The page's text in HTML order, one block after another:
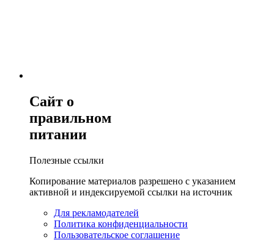
Сайт о
правильном
питании
Полезные ссылки
Копирование материалов разрешено с указанием
активной и индексируемой ссылки на источник
Для рекламодателей
Политика конфиденциальности
Пользовательское соглашение